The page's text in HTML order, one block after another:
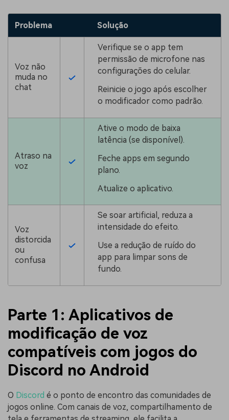
Problema Solução
Voz não
muda no
chat
Verifique se o app tem
permissão de microfone nas
configurações do celular.
Reinicie o jogo após escolher
o modificador como padrão.
Atraso na
voz
Ative o modo de baixa
latência (se disponível).
Feche apps em segundo
plano.
Atualize o aplicativo.
Voz
distorcida
ou
confusa
Se soar artificial, reduza a
intensidade do efeito.
Use a redução de ruído do
app para limpar sons de
fundo.
Parte 1: Aplicativos de
modificação de voz
compatíveis com jogos do
Discord no Android
O Discord é o ponto de encontro das comunidades de
jogos online. Com canais de voz, compartilhamento de